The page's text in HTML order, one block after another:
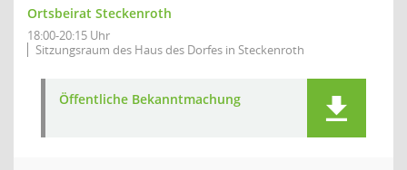
Ortsbeirat Steckenroth
18:00-20:15 Uhr
Sitzungsraum des Haus des Dorfes in Steckenroth
Öffentliche Bekanntmachung